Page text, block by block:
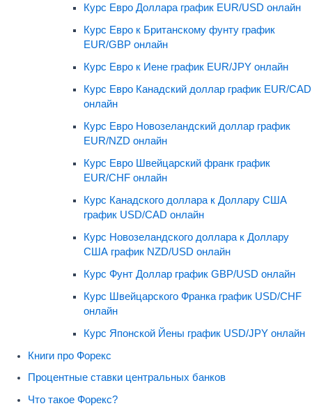
Курс Евро Доллара график EUR/USD онлайн
Курс Евро к Британскому фунту график
EUR/GBP онлайн
Курс Евро к Иене график EUR/JPY онлайн
Курс Евро Канадский доллар график EUR/CAD
онлайн
Курс Евро Новозеландский доллар график
EUR/NZD онлайн
Курс Евро Швейцарский франк график
EUR/CHF онлайн
Курс Канадского доллара к Доллару США
график USD/CAD онлайн
Курс Новозеландского доллара к Доллару
США график NZD/USD онлайн
Курс Фунт Доллар график GBP/USD онлайн
Курс Швейцарского Франка график USD/CHF
онлайн
Курс Японской Йены график USD/JPY онлайн
Книги про Форекс
Процентные ставки центральных банков
Что такое Форекс?